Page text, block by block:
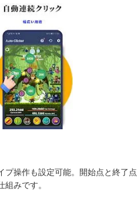
プ操作も設定可能。開始点と終了点
みです。